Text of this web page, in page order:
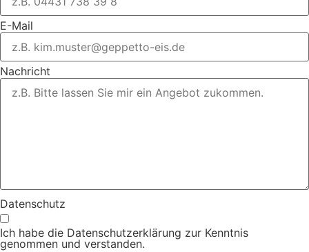
E-Mail
Nachricht
Datenschutz
Ich habe die Datenschutzerklärung zur Kenntnis
genommen und verstanden.